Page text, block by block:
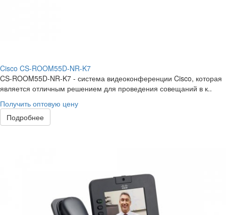
Cisco CS-ROOM55D-NR-K7
CS-ROOM55D-NR-K7 - система видеоконференции Cisco, которая
является отличным решением для проведения совещаний в к..
Получить оптовую цену
Подробнее